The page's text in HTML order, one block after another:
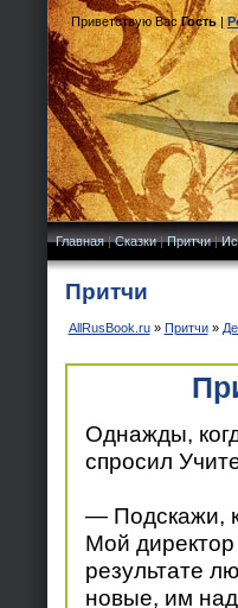
Приветствую Вас Гость|
Главная|Сказки|Притчи|
Притчи
AllRusBook.ru» Притчи»
Однажды,
спросил
— Подскажи,
Мой директор
результате
новые, им